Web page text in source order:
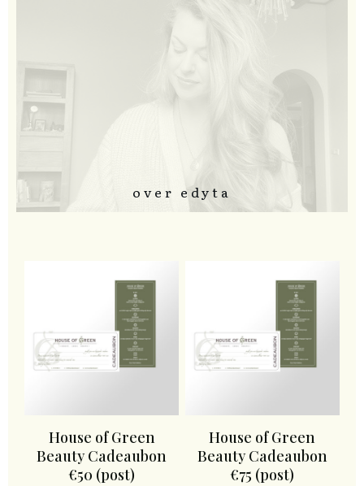
over edyta
House of Green
Beauty Cadeaubon
€50 (post)
House of Green
Beauty Cadeaubon
€75 (post)